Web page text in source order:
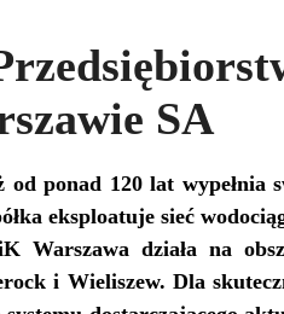
SA
ponad 120 lat wypełnia
eksploatuje sieć
działa na
i Wieliszew. Dla